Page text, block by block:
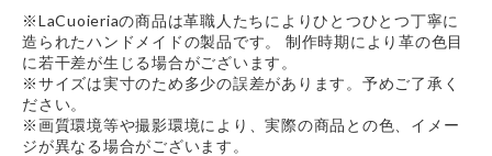
※LaCuoieriaの商品は革職人たちによりひとつひとつ丁寧に
造られたハンドメイドの製品です。 制作時期により革の色目
に若干差が生じる場合がございます。
※サイズは実寸のため多少の誤差があります。予めご了承く
ださい。
※画質環境等や撮影環境により、実際の商品との色、イメー
ジが異なる場合がございます。